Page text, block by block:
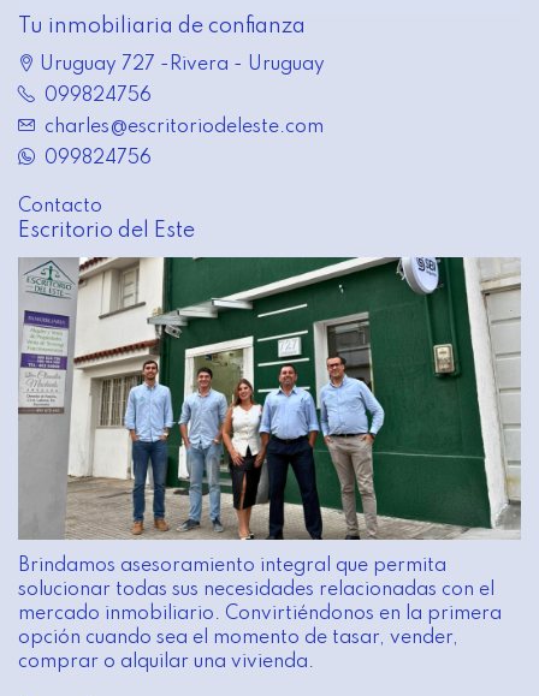
Tu inmobiliaria de confianza
Uruguay 727 -Rivera - Uruguay
099824756
charles@escritoriodeleste.com
099824756
Contacto
Escritorio del Este
Brindamos asesoramiento integral que permita
solucionar todas sus necesidades relacionadas con el
mercado inmobiliario. Convirtiéndonos en la primera
opción cuando sea el momento de tasar, vender,
comprar o alquilar una vivienda.